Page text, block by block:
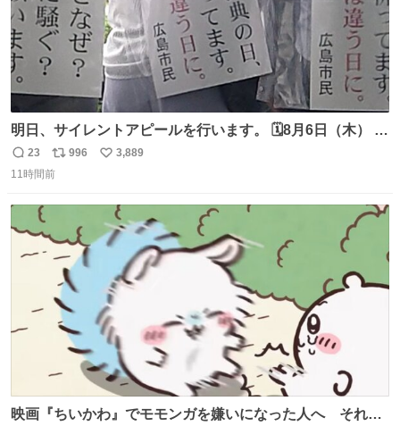
明日、サイレントアピールを行います。 🗓️8月6日（木） ⏰
[時間]7：45 集合 📍[場所]元安橋本通(東)側、観光船乗り場
前ベンチ周辺 声は上げません。ただ、静かに立ちます。お
返
信
23
リ
ポ
数
996
い
3,889
11時間前
映画『ちいかわ』でモモンガを嫌いになった人へ それで